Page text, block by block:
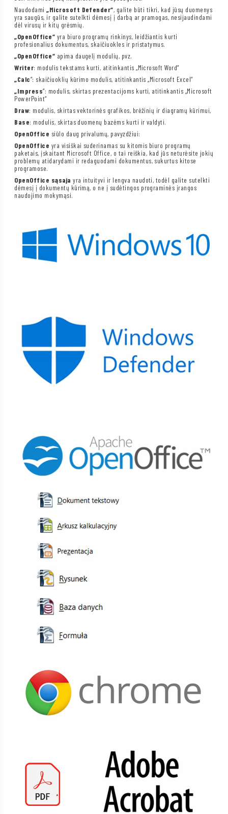
Naudodami„Microsoft Defender“, galite būti tikri, kad jūsų duomenys
yra saugūs, ir galite sutelkti dėmesį į darbą ar pramogas, nesijaudindami
dėl virusų ir kitų grėsmių.
„OpenOffice“ yra biuro programų rinkinys, leidžiantis kurti
profesionalius dokumentus, skaičiuokles ir pristatymus.
„OpenOffice“ apima daugelį modulių, pvz.
Writer: modulis tekstams kurti, atitinkantis „Microsoft Word“
„Calc“: skaičiuoklių kūrimo modulis, atitinkantis „Microsoft Excel“
„Impress“: modulis, skirtas prezentacijoms kurti, atitinkantis „Microsoft
PowerPoint“
Draw: modulis, skirtas vektorinės grafikos, brėžinių ir diagramų kūrimui,
Base: modulis, skirtas duomenų bazėms kurti ir valdyti.
OpenOffice siūlo daug privalumų, pavyzdžiui:
OpenOffice yra visiškai suderinamas su kitomis biuro programų
paketais, įskaitant Microsoft Office, o tai reiškia, kad jūs neturėsite jokių
problemų atidarydami ir redaguodami dokumentus, sukurtus kitose
programose.
OpenOffice sąsaja yra intuityvi ir lengva naudoti, todėl galite sutelkti
dėmesį į dokumentų kūrimą, o ne į sudėtingos programinės įrangos
naudojimo mokymąsi.